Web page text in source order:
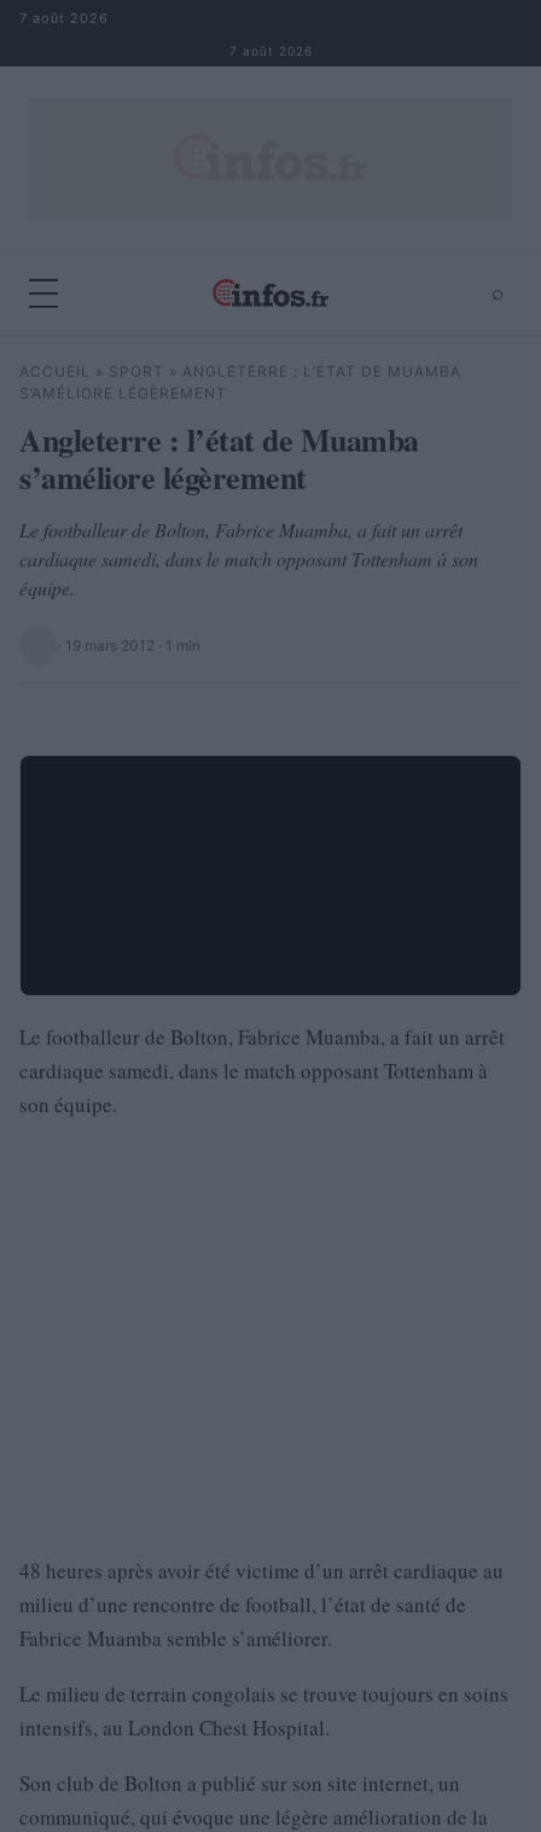
Aller au contenu
7 août 2026
7 août 2026
⌕
Rechercher ⌕
ACCUEIL » SPORT » ANGLETERRE : L’ÉTAT DE MUAMBA
S’AMÉLIORE LÉGÈREMENT
Angleterre : l’état de Muamba
s’améliore légèrement
Le footballeur de Bolton, Fabrice Muamba, a fait un arrêt
cardiaque samedi, dans le match opposant Tottenham à son
équipe.
· 19 mars 2012 · 1 min
Le footballeur de Bolton, Fabrice Muamba, a fait un arrêt
cardiaque samedi, dans le match opposant Tottenham à
son équipe.
48 heures après avoir été victime d’un arrêt cardiaque au
milieu d’une rencontre de football, l’état de santé de
Fabrice Muamba semble s’améliorer.
Le milieu de terrain congolais se trouve toujours en soins
intensifs, au London Chest Hospital.
Son club de Bolton a publié sur son site internet, un
communiqué, qui évoque une légère amélioration de la